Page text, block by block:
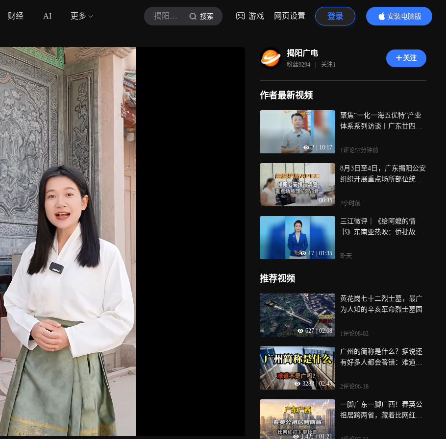
财经 AI 更多 揭阳广电 搜索 游戏 网页设置 登录
安装电脑版
内容更精彩
揭阳广电
粉丝9294 | 关注1
关注
作者最新视频
2 10:17
聚焦“一化一海五优特”产业
体系系列访谈丨广东廿四
凉茶跨越四海
1评论57分钟前
00:35
8月3日至4日，广东揭阳公安
组织开展重点场所部位统一
近2000人次，清查重点场所
名
2小时前
17 01:35
三江微评｜《给阿嬷的情
书》东南亚热映：侨批故事
昨天
推荐视频
627 | 02:08
黄花岗七十二烈士墓，最广
为人知的辛亥革命烈士墓园
1评论08-02
3283 02:45
广州的简称是什么？据说还
有好多人都会答错：难道不
2评论06-18
1.4万 | 01:21
一脚广东一脚广西！春英公
祖居跨两省，藏着比网红打